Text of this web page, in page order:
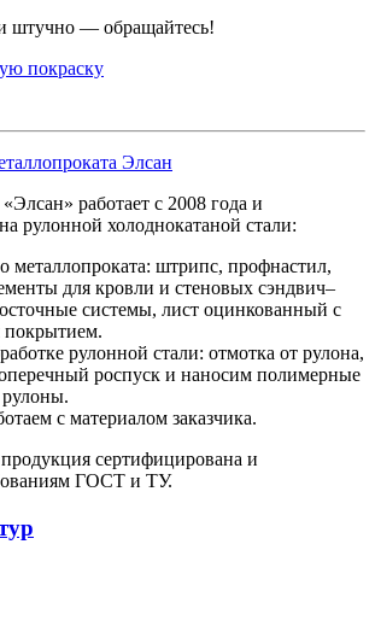
штучно — обращайтесь!
покраску
работает с 2008 года и
рулонной холоднокатаной стали:
металлопроката: штрипс, профнастил,
для кровли и стеновых сэндвич–
системы, лист оцинкованный с
рулонной стали: отмотка от рулона,
роспуск и наносим полимерные
с материалом заказчика.
сертифицирована и
ГОСТ и ТУ.